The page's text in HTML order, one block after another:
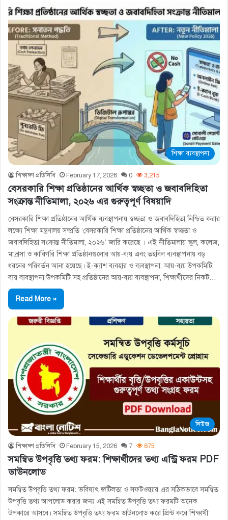
শিক্ষা ব্যবস্থাপনা
শিক্ষাঙ্গণ প্রতিনিধি February 17, 2026 0 3,215
বেসরকারি শিক্ষা প্রতিষ্ঠানের আর্থিক স্বচ্ছতা ও জবাবদিহিতা
সংক্রান্ত নীতিমালা, ২০২৬ এর গুরুত্বপূর্ণ বিষয়াদি
বেসরকারি শিক্ষা প্রতিষ্ঠানের আর্থিক ব্যবস্থাপনায় স্বচ্ছতা ও জবাবদিহিতা নিশ্চিত করার
লক্ষ্যে শিক্ষা মন্ত্রণালয় সম্প্রতি ‘বেসরকারি শিক্ষা প্রতিষ্ঠানের আর্থিক স্বচ্ছতা ও
জবাবদিহিতা সংক্রান্ত নীতিমালা, ২০২৬’ জারি করেছে । এই নীতিমালায় স্কুল, কলেজ,
মাদ্রাসা ও কারিগরি শিক্ষা প্রতিষ্ঠানগুলোর আয়-ব্যয় এবং তহবিল ব্যবস্থাপনায় বড়
ধরনের পরিবর্তন আনা হয়েছে। ই-ক্যাশ ব্যবহার ও ব্যবস্থাপনা, আয়-ব্যয় উপকমিটি,
ব্যয় ব্যবস্থাপনা উপকমিটি সহ প্রতিষ্ঠানের আয়-ব্যয় ব্যবস্থাপনা, শিক্ষার্থীদের নিকট…
Read More »
নিউজ
শিক্ষাঙ্গণ প্রতিনিধি February 15, 2026 7 675
সমন্বিত উপবৃত্তি তথ্য ফরম: শিক্ষার্থীদের তথ্য এন্ট্রি ফরম PDF
ডাউনলোড
সমন্বিত উপবৃত্তি তথ্য ফরম: ভবিষ্যৎ জটিলতা ও সফটওয়্যার এর সঠিকভাবে সমন্বিত
উপবৃত্তি তথ্য আপলোড করার জন্য এই সমন্বিত উপবৃত্তি তথ্য ফরমটি অনেক
উপকারে আসবে। সমন্বিত উপবৃত্তি তথ্য ফরম ডাউনলোড করে প্রিন্ট করে শিক্ষার্থী